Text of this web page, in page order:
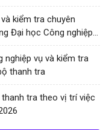
kiểm tra chuyên
Đại học Công nghiệp
nghiệp vụ và kiểm tra
thanh tra
tra theo vị trí việc